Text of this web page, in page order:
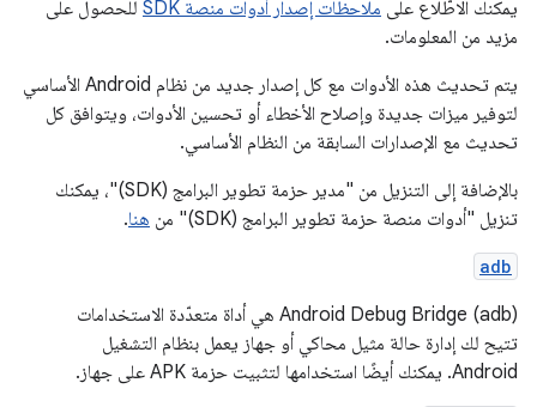
يمكنك الاطّلاع على ملاحظات إصدار أدوات منصة SDK
للحصول على
مزيد من المعلومات.
يتم تحديث هذه الأدوات مع كل إصدار جديد من نظام Android الأساسي
لتوفير ميزات جديدة وإصلاح الأخطاء أو تحسين الأدوات، ويتوافق كل
تحديث مع الإصدارات السابقة من النظام الأساسي.
بالإضافة إلى التنزيل من "مدير حزمة تطوير البرامج (SDK)"، يمكنك
تنزيل "أدوات منصة حزمة تطوير البرامج (SDK)" من
هنا.
adb
‫Android Debug Bridge (adb) هي أداة متعدّدة الاستخدامات
تتيح لك إدارة حالة مثيل محاكي أو جهاز يعمل بنظام التشغيل
Android. يمكنك أيضًا استخدامها لتثبيت حزمة APK على جهاز.